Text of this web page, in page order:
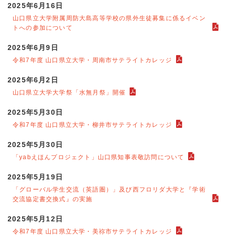
2025年6月16日
山口県立大学附属周防大島高等学校の県外生徒募集に係るイベン
トへの参加について
2025年6月9日
令和7年度 山口県立大学・周南市サテライトカレッジ
2025年6月2日
山口県立大学大学祭「水無月祭」開催
2025年5月30日
令和7年度 山口県立大学・柳井市サテライトカレッジ
2025年5月30日
「yabえほんプロジェクト」山口県知事表敬訪問について
2025年5月19日
「グローバル学生交流（英語圏）」及び西フロリダ大学と『学術
交流協定書交換式』の実施
2025年5月12日
令和7年度 山口県立大学・美祢市サテライトカレッジ